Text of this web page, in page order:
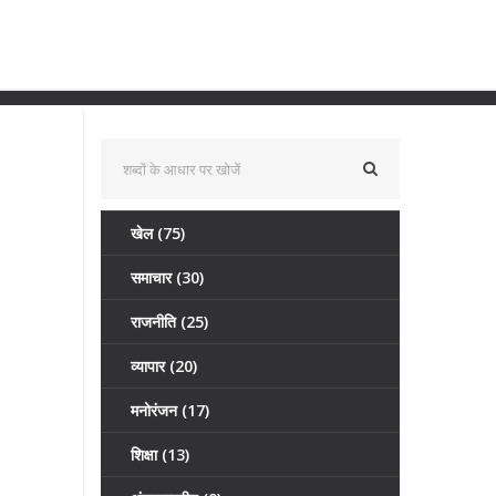
खेल (75)
समाचार (30)
राजनीति (25)
व्यापार (20)
मनोरंजन (17)
शिक्षा (13)